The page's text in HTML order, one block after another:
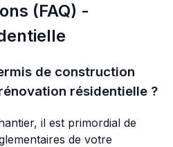
(FAQ) -
de construction
résidentielle ?
il est primordial de
de votre